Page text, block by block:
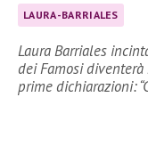
LAURA-BARRIALES
Laura Barriales
dei Famosi diventerà
prime dichiarazioni: